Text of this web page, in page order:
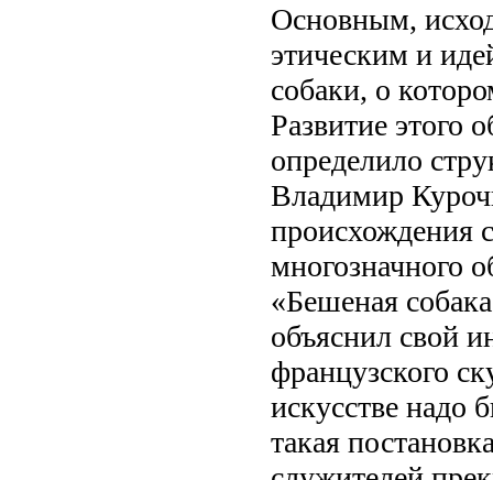
Основным,
этическим и
собаки, о
Развитие этого
определило
Владимир
происхождения
многозначного
«Бешеная
объяснил свой
французского
искусстве надо
такая